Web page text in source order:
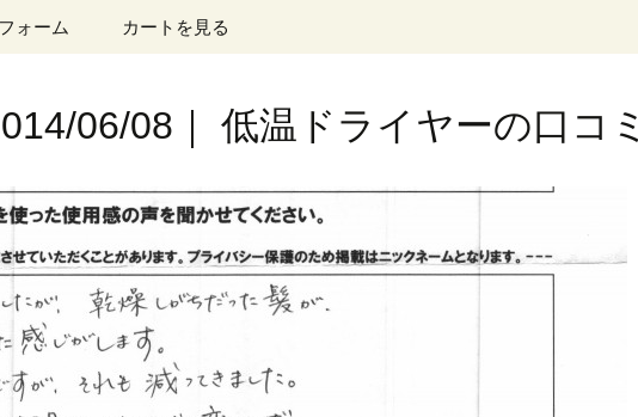
ォーム カートを見る
06/08｜ 低温ドライヤーの口コミ